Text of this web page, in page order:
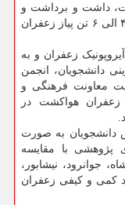
داشت و برداشت و
افزایش سطح زیرکشت (امکان کاشت حدود ۴ الی ۶ تن پیاز زعفران
زعفران و به
دانشجویان، انجمن
معاونت فرهنگی و
زعفران هواکشت در
دانشجویان به صورت
پژوهشی با مقایسه
جوانرود، نیشابور،
کمی و کیفی زعفران